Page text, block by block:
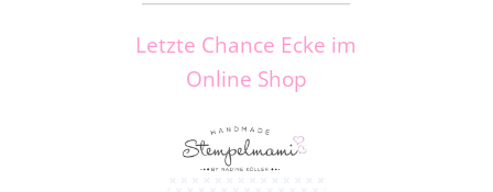
Letzte Chance Ecke im
Online Shop